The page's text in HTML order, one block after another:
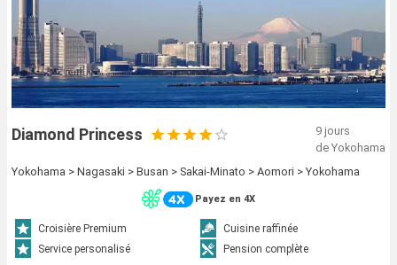
Diamond Princess
9 jours
de Yokohama
Yokohama > Nagasaki > Busan > Sakai-Minato > Aomori > Yokohama
Payez en 4X
Croisière Premium
Cuisine raffinée
Service personalisé
Pension complète